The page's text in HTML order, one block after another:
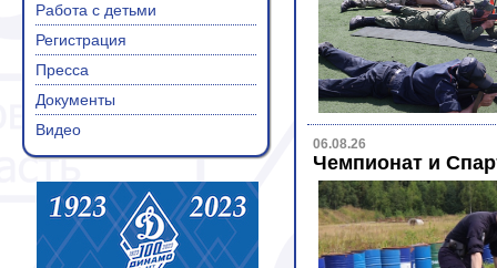
Работа с детьми
Регистрация
Пресса
Документы
Видео
06.08.26
Чемпионат и